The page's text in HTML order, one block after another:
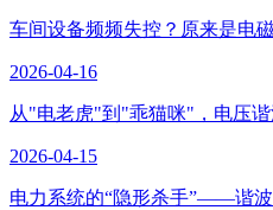
车间设备频频失控？原来是电
2026-04-16
从"电老虎"到"乖猫咪"，电压
2026-04-15
电力系统的“隐形杀手”——谐